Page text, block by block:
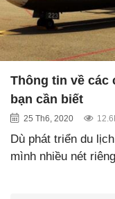
Thông tin về các
bạn cần biết
25 Th6, 2020
Dù phát triển du
mình nhiều nét